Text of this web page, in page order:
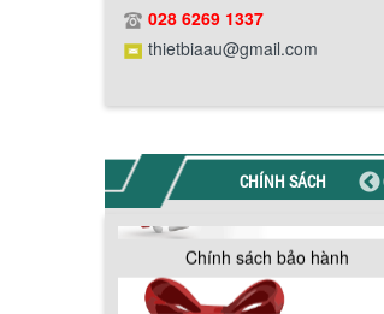
028 6269 1337
thietbiaau@gmail.com
CHÍNH SÁCH
Chính sách bảo hành